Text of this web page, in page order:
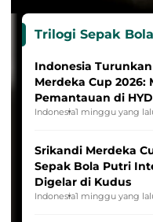
Trilogi Sepak
Indonesia
Merdeka Cup 2026:
Pemantauan di
League
Indonesia1 minggu yang
Srikandi Merdeka
Sepak Bola Putri
Digelar di Kudus
Indonesia1 minggu yang